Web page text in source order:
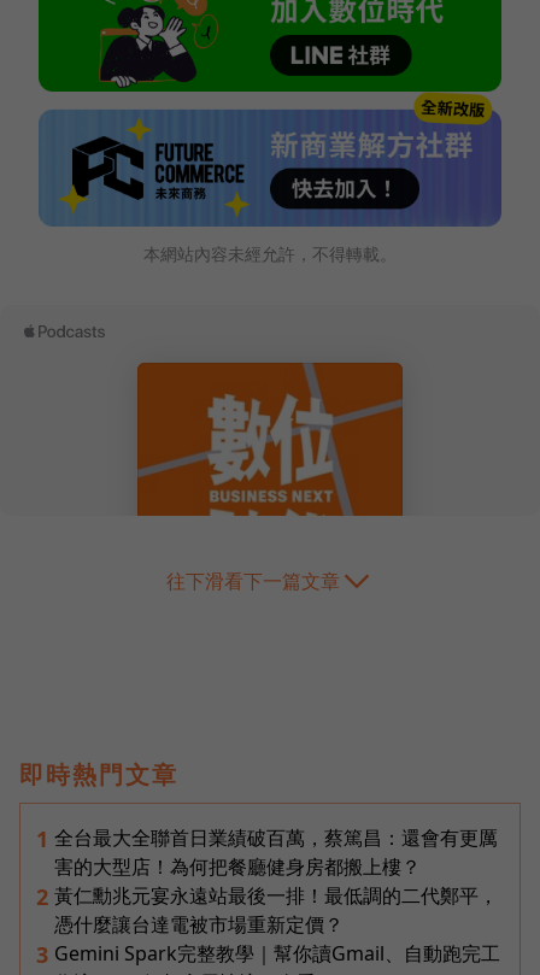
本網站內容未經允許，不得轉載。
往下滑看下一篇文章
即時熱門文章
1 全台最大全聯首日業績破百萬，蔡篤昌：還會有更厲
害的大型店！為何把餐廳健身房都搬上樓？
2 黃仁勳兆元宴永遠站最後一排！最低調的二代鄭平，
憑什麼讓台達電被市場重新定價？
3 Gemini Spark完整教學｜幫你讀Gmail、自動跑完工